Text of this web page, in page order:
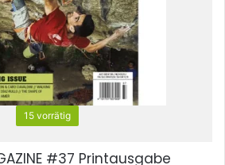
15 vorrätig
#37 Printausgabe